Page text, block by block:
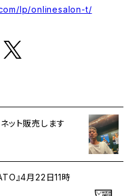
lp/onlinesalon-t/
ット販売します
』4月22日11時